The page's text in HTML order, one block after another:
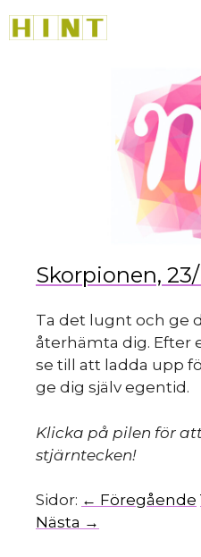
till
Skorpionen, 23/
Ta det lugnt och ge
återhämta dig. Efter
se till att ladda upp
ge dig själv egentid.
Klicka på pilen för
stjärntecken!
Sidor: ← Föregående
Nästa →